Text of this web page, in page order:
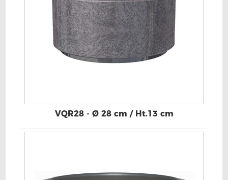
VQR28 - Ø 28 cm / Ht.13 cm